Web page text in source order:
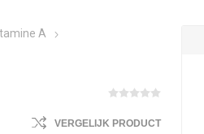
A
VERGELIJK PRODUCT